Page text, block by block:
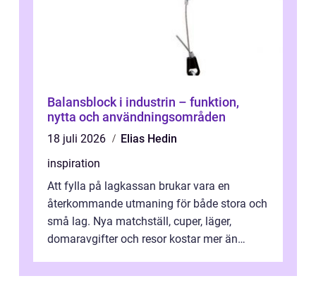
Balansblock i industrin – funktion,
nytta och användningsområden
18 juli 2026
Elias Hedin
inspiration
Att fylla på lagkassan brukar vara en
återkommande utmaning för både stora och
små lag. Nya matchställ, cuper, läger,
domaravgifter och resor kostar mer än
behöver...